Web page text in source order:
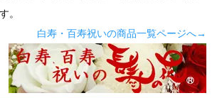
。
白寿・百寿祝いの商品一覧ページへ→